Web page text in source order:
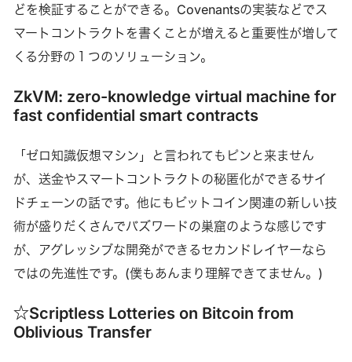
どを検証することができる。Covenantsの実装などでス
マートコントラクトを書くことが増えると重要性が増して
くる分野の１つのソリューション。
ZkVM: zero-knowledge virtual machine for
fast confidential smart contracts
「ゼロ知識仮想マシン」と言われてもピンと来ません
が、送金やスマートコントラクトの秘匿化ができるサイ
ドチェーンの話です。他にもビットコイン関連の新しい技
術が盛りだくさんでバズワードの巣窟のような感じです
が、アグレッシブな開発ができるセカンドレイヤーなら
ではの先進性です。(僕もあんまり理解できてません。)
☆Scriptless Lotteries on Bitcoin from
Oblivious Transfer